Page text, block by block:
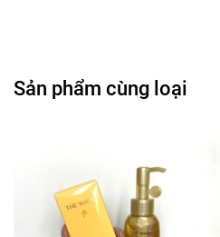
Sản phẩm cùng loại